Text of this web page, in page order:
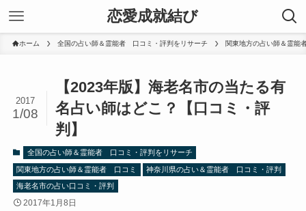
恋愛成就結び
ホーム 全国の占い師＆霊能者 口コミ・評判をリサーチ 関東地方の占い師＆霊能
【2023年版】海老名市の当たる有
名占い師はどこ？【口コミ・評
判】
2017
1/08
全国の占い師＆霊能者 口コミ・評判をリサーチ
関東地方の占い師＆霊能者 口コミ 神奈川県の占い＆霊能者 口コミ・評判
海老名市の占い口コミ・評判
2017年1月8日